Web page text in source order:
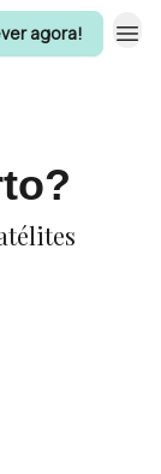
agora!